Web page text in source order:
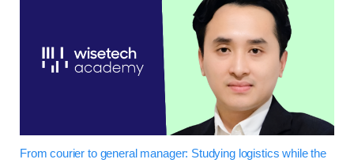
From courier to general manager: Studying logistics while the